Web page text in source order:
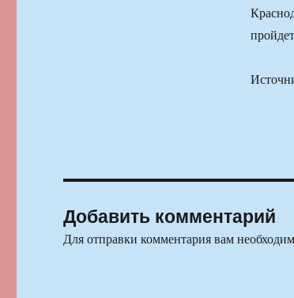
Добавить комментарий
Для отправки комментария вам